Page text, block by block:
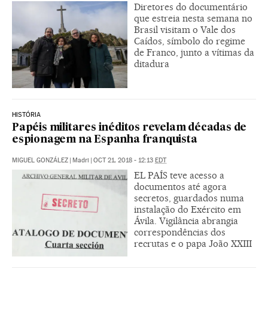
Diretores do documentário
que estreia nesta semana no
Brasil visitam o Vale dos
Caídos, símbolo do regime
de Franco, junto a vítimas da
ditadura
HISTÓRIA
Papéis militares inéditos revelam décadas de
espionagem na Espanha franquista
MIGUEL GONZÁLEZ | Madri | OCT 21, 2018 - 12:13 EDT
EL PAÍS teve acesso a
documentos até agora
secretos, guardados numa
instalação do Exército em
Ávila. Vigilância abrangia
correspondências dos
recrutas e o papa João XXIII